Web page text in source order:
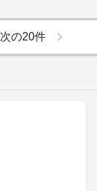
次の20件